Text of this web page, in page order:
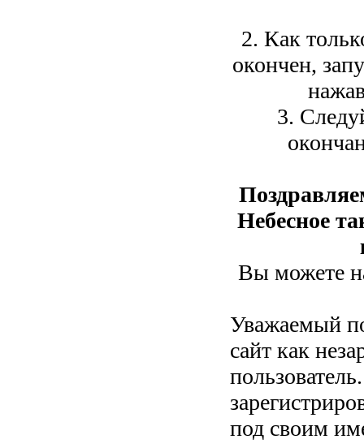
2. Как
окончен,
3.
Небесное
Вы можете
Уважаемый
сайт как
под своим